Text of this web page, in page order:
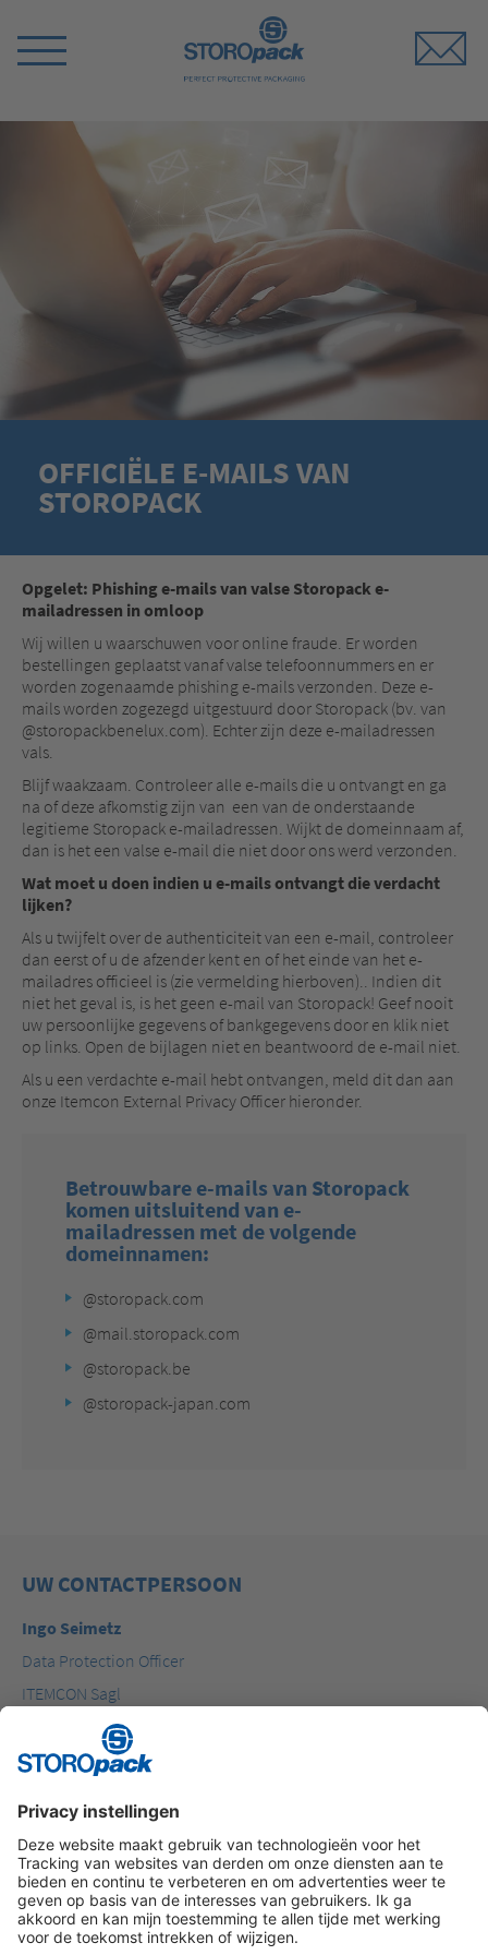
Switch
OFFICIËLE E-MAILS VAN
STOROPACK
Opgelet: Phishing e-mails van valse Storopack e-
mailadressen in omloop
Wij willen u waarschuwen voor online fraude. Er worden
bestellingen geplaatst vanaf valse telefoonnummers en er
worden zogenaamde phishing e-mails verzonden. Deze e-
mails worden zogezegd uitgestuurd door Storopack (bv. van
@storopackbenelux.com). Echter zijn deze e-mailadressen
vals.
Blijf waakzaam. Controleer alle e-mails die u ontvangt en ga
na of deze afkomstig zijn van een van de onderstaande
legitieme Storopack e-mailadressen. Wijkt de domeinnaam af,
dan is het een valse e-mail die niet door ons werd verzonden.
Wat moet u doen indien u e-mails ontvangt die verdacht
lijken?
Als u twijfelt over de authenticiteit van een e-mail, controleer
dan eerst of u de afzender kent en of het einde van het e-
mailadres officieel is (zie vermelding hierboven).. Indien dit
niet het geval is, is het geen e-mail van Storopack! Geef nooit
uw persoonlijke gegevens of bankgegevens door en klik niet
op links. Open de bijlagen niet en beantwoord de e-mail niet.
Als u een verdachte e-mail hebt ontvangen, meld dit dan aan
onze Itemcon External Privacy Officer hieronder.
Betrouwbare e-mails van Storopack
komen uitsluitend van e-
mailadressen met de volgende
domeinnamen:
@storopack.com
@mail.storopack.com
@storopack.be
@storopack-japan.com
UW CONTACTPERSOON
Ingo Seimetz
Data Protection Officer
ITEMCON Sagl
CH-6900 Lugano
Telefoon: +49 7123 164160
Instagram LinkedIn Vimeo